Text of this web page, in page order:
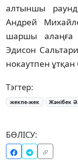
алтыншы
Андрей
шаршы алаңға
Эдисон
нокаутпен
Тэгтер:
жекпе-жек Жәнібек
БӨЛІСУ: